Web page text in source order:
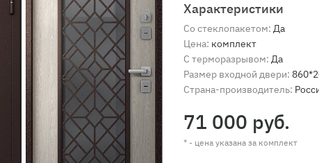
Характеристики
Со стеклопакетом: Да
Цена: комплект
С терморазрывом: Да
Размер входной двери:
Страна-производитель:
71 000 руб.
* - цена указана за комплект